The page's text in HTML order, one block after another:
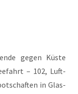
gegen Küs­te
– 102, Luft­
in Glas­